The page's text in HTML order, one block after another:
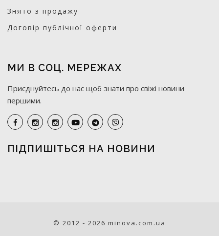
Знято з продажу
Договір публічної оферти
МИ В СОЦ. МЕРЕЖАХ
Приєднуйтесь до нас щоб знати про свіжі новини
першими.
ПІДПИШІТЬСЯ НА НОВИНИ
© 2012 - 2026 minova.com.ua